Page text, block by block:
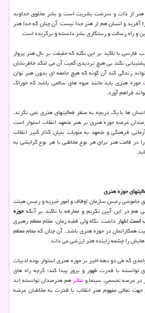
هنر از ذات و سرشت بشریت است و بشر مخلوق خداوند
و انسان هم از هنر جدا نیست؛ آن چنان که خدا هنر
و راه رسالت و رستگاری بشر دانسته و برگزیده است.
با تاکید بر این نکته که حقیقت بر بال هنر پرواز
نکند بی هیچ تردیدی کُمیت آن می لنگد خاطرنشان
زندگی کند آن گونه که هیچ جامعه ای بدون هنر توان
حوزه هنری باید مانند میوه های سالمی باشد که خوراک
فراهم آورد.
ها با یک دریچه به منظر فعالیتهای هنری نمی نگرند.
عرصه حوزه هنری بر هنر متعهد انقلاب استوار است
فرهنگی و متعهد به منویات بنیان گذار کبیر انقلاب
در قامت هنر برای هر نوع مخاطبی با هر نوع گرایشی به
حوزه هنری
خاموشی رئیس سازمان اوقاف و امور خیریه و رئیس هیئت
هم در این آیین تکریم و معارفه با تاکید بر آنکهحوزه
استاظهار داشت: نگاه ولی فقیه زمان، مقام معظم رهبری
همکارانمان در حوزه هنری باشد.. آن چنان که مقام معظم
را چشمه زاینده هنر ارزشی می داند.
که طی دو دهه اخیر بر حوزه هنری استوار بوده ادبیات
توانسته با قدرت ظهور و بروز پیدا کند؛ گرچه راه های
در عرصه تجسمی، سینما وتئاتر هم هنرمندان توانسته اند
تعالی مفهوم هنر انقلاب با قدرت به مخاطبان عرضه